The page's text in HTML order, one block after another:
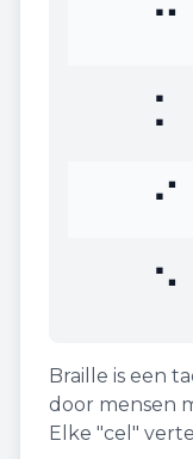
⠉
⠅
⠊
⠑
Braille is een
door mensen
Elke "cel"